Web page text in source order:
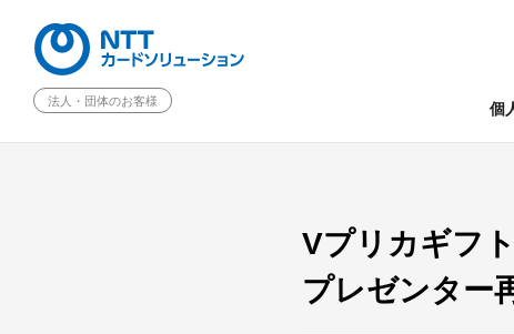
法人・団体のお客様 個
Vプリカギフト
プレゼンター